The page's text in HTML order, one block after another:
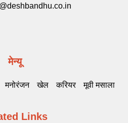
मेन्यू
मनोरंजन खेल करियर मूवी मसाला
Links